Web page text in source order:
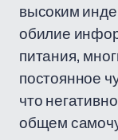
высоким
обилие
питания,
постоянное
что
общем